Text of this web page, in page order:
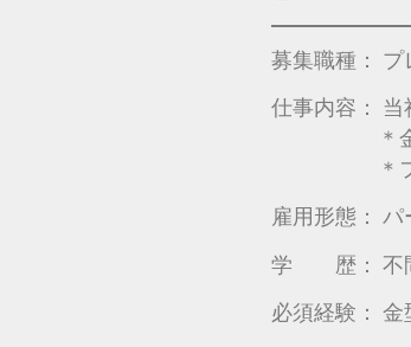
募集職種：
仕事内容： 当
＊金型設
＊フライ
雇用形態：
学 歴： 不
必須経験：